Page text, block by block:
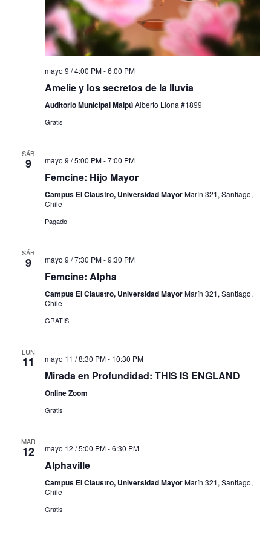
mayo 9 / 4:00 PM-6:00 PM
Amelie y los secretos de la lluvia
Auditorio Municipal MaipúAlberto Llona #1899
Gratis
SÁB
9 mayo 9 / 5:00 PM-7:00 PM
Femcine: Hijo Mayor
Campus El Claustro, Universidad MayorMarín 321, Santiago,
Chile
Pagado
SÁB
9 mayo 9 / 7:30 PM-9:30 PM
Femcine: Alpha
Campus El Claustro, Universidad MayorMarín 321, Santiago,
Chile
GRATIS
LUN
11 mayo 11 / 8:30 PM- 10:30 PM
Mirada en Profundidad: THIS IS ENGLAND
Online Zoom
Gratis
MAR
12 mayo 12 / 5:00 PM-6:30 PM
Alphaville
Campus El Claustro, Universidad MayorMarín 321, Santiago,
Chile
Gratis